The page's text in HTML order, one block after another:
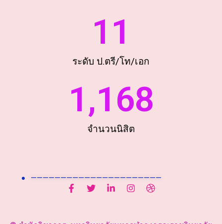
ระดับ ป.ตรี/โท/เอก
11
จำนวนนิสิต
1,168
——————————————————————